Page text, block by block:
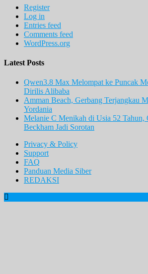
Register
Log in
Entries feed
Comments feed
WordPress.org
Latest Posts
Qwen3.8 Max Melompat ke Puncak
Dirilis Alibaba
Amman Beach, Gerbang Terjangkau
Yordania
Melanie C Menikah di Usia 52 Tahun,
Beckham Jadi Sorotan
Privacy & Policy
Support
FAQ
Panduan Media Siber
REDAKSI